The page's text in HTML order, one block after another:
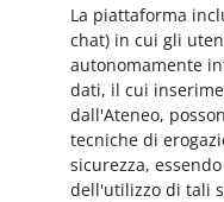
La piattaforma
chat) in cui gli
autonomamente
dati, il cui
dall'Ateneo,
tecniche di
sicurezza,
dell'utilizzo di tali